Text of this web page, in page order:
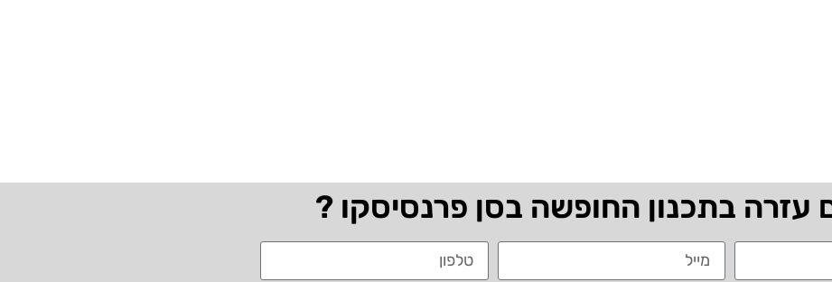
עזרה בתכנון החופשה בסן פרנסיסקו ?